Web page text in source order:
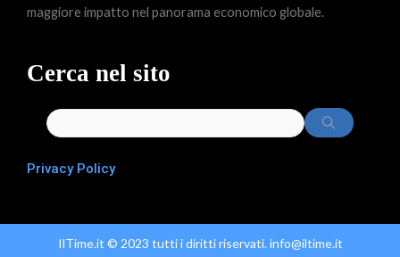
maggiore impatto nel panorama economico globale.
Cerca nel sito
Privacy Policy
IlTime.it © 2023 tutti i diritti riservati. info@iltime.it